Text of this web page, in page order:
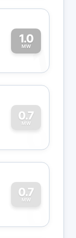
1.0
MW1
0.7
MW
0
0.7
MW
0